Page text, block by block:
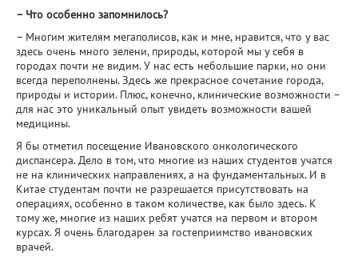
– Что особенно запомнилось?
– Многим жителям мегаполисов, как и мне, нравится, что у вас
здесь очень много зелени, природы, которой мы у себя в
городах почти не видим. У нас есть небольшие парки, но они
всегда переполнены. Здесь же прекрасное сочетание города,
природы и истории. Плюс, конечно, клинические возможности –
для нас это уникальный опыт увидеть возможности вашей
медицины.
Я бы отметил посещение Ивановского онкологического
диспансера. Дело в том, что многие из наших студентов учатся
не на клинических направлениях, а на фундаментальных. И в
Китае студентам почти не разрешается присутствовать на
операциях, особенно в таком количестве, как было здесь. К
тому же, многие из наших ребят учатся на первом и втором
курсах. Я очень благодарен за гостеприимство ивановских
врачей.